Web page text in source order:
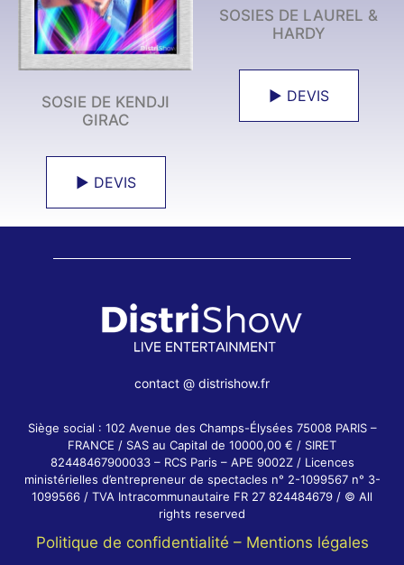
SOSIE DE KENDJI
GIRAC
► DEVIS
SOSIES DE LAUREL &
HARDY
► DEVIS
contact @ distrishow.fr
Siège social : 102 Avenue des Champs-Élysées 75008 PARIS –
FRANCE / SAS au Capital de 10000,00 € / SIRET
82448467900033 – RCS Paris – APE 9002Z / Licences
ministérielles d’entrepreneur de spectacles n° 2-1099567 n° 3-
1099566 / TVA Intracommunautaire FR 27 824484679 / © All
rights reserved
Politique de confidentialité – Mentions légales